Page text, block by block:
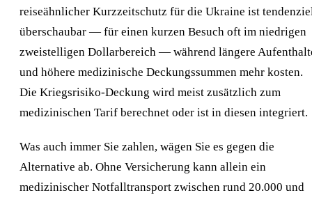
reiseähnlicher Kurzzeitschutz für die Ukraine ist
überschaubar — für einen kurzen Besuch oft im niedrigen
zweistelligen Dollarbereich — während längere
und höhere medizinische Deckungssummen mehr kosten.
Die Kriegsrisiko-Deckung wird meist zusätzlich zum
medizinischen Tarif berechnet oder ist in diesen integriert.
Was auch immer Sie zahlen, wägen Sie es gegen die
Alternative ab. Ohne Versicherung kann allein ein
medizinischer Notfalltransport zwischen rund 20.000 und